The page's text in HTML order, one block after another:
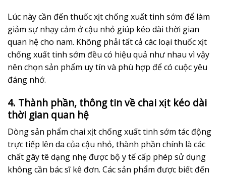
Lúc này cần đến thuốc xịt chống xuất tinh sớm để làm
giảm sự nhạy cảm ở cậu nhỏ giúp kéo dài thời gian
quan hệ cho nam. Không phải tất cả các loại thuốc xịt
chống xuất tinh sớm đều có hiệu quả như nhau vì vậy
nên chọn sản phẩm uy tín và phù hợp để có cuộc yêu
đáng nhớ.
4. Thành phần, thông tin về chai xịt kéo dài
thời gian quan hệ
Dòng sản phẩm chai xịt chống xuất tinh sớm tác động
trực tiếp lên da của cậu nhỏ, thành phần chính là các
chất gây tê dạng nhẹ được bộ y tế cấp phép sử dụng
không cần bác sĩ kê đơn. Các sản phẩm được biết đến